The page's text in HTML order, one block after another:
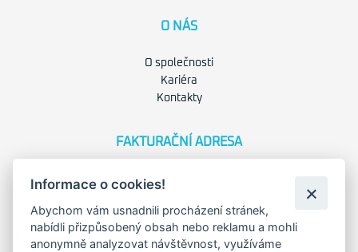
O NÁS
O společnosti
Kariéra
Kontakty
FAKTURAČNÍ ADRESA
Družstevní 1394/12
Praha 4 - Nusle, 140 00
DIČ: CZ28404009
Informace o cookies!
Abychom vám usnadnili procházení stránek,
nabídli přizpůsobený obsah nebo reklamu a mohli
anonymně analyzovat návštěvnost, využíváme